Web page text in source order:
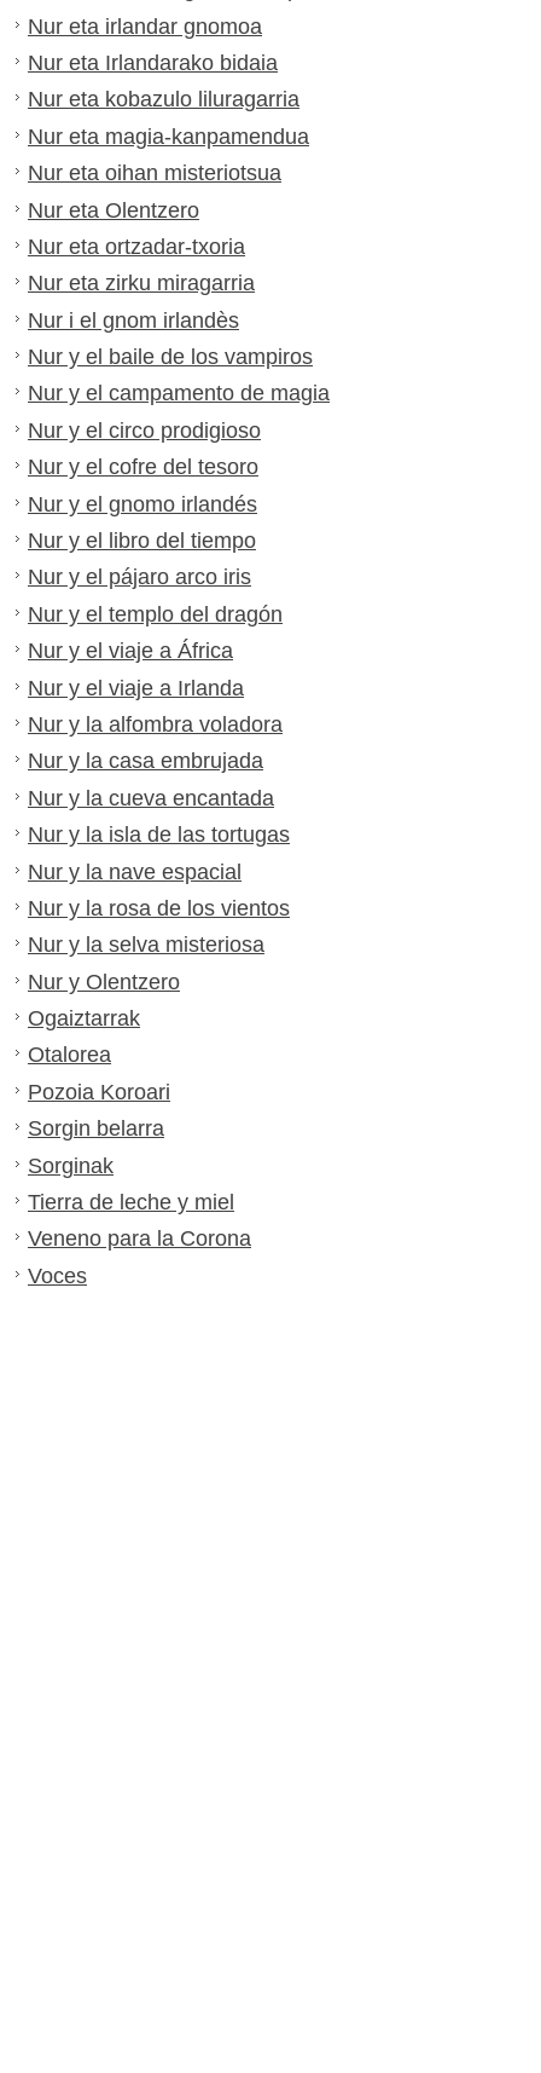
Nur eta irlandar gnomoa
Nur eta Irlandarako bidaia
Nur eta kobazulo liluragarria
Nur eta magia-kanpamendua
Nur eta oihan misteriotsua
Nur eta Olentzero
Nur eta ortzadar-txoria
Nur eta zirku miragarria
Nur i el gnom irlandès
Nur y el baile de los vampiros
Nur y el campamento de magia
Nur y el circo prodigioso
Nur y el cofre del tesoro
Nur y el gnomo irlandés
Nur y el libro del tiempo
Nur y el pájaro arco iris
Nur y el templo del dragón
Nur y el viaje a África
Nur y el viaje a Irlanda
Nur y la alfombra voladora
Nur y la casa embrujada
Nur y la cueva encantada
Nur y la isla de las tortugas
Nur y la nave espacial
Nur y la rosa de los vientos
Nur y la selva misteriosa
Nur y Olentzero
Ogaiztarrak
Otalorea
Pozoia Koroari
Sorgin belarra
Sorginak
Tierra de leche y miel
Veneno para la Corona
Voces